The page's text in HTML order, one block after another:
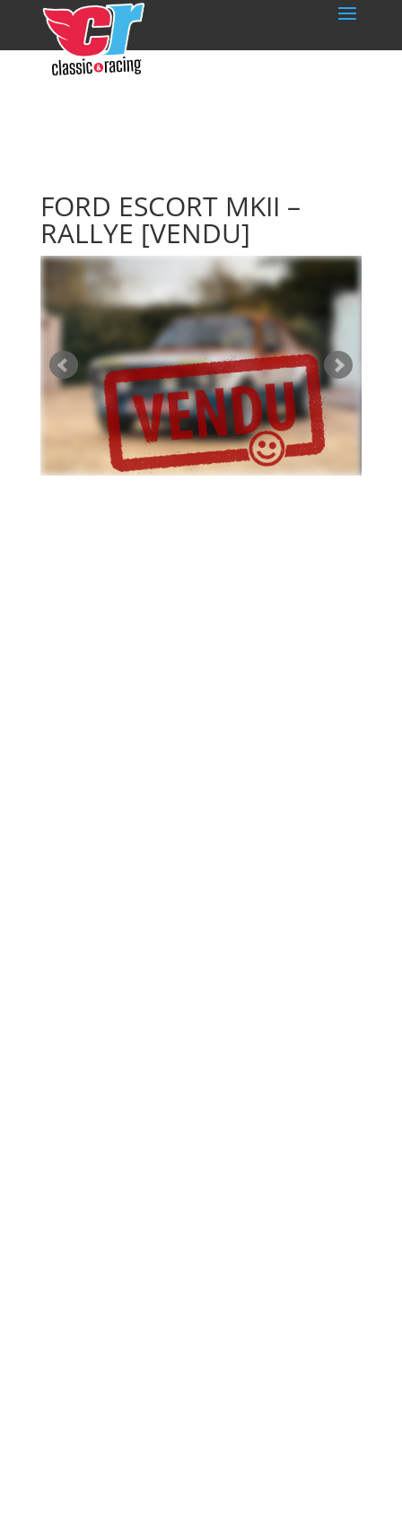
FORD ESCORT MKII –
RALLYE [VENDU]